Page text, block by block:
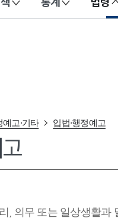
집입니다.
예고·기타 입법·행정예고
, 의무 또는 일상생활과